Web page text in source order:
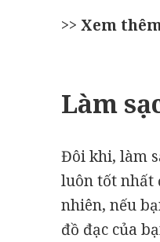
>>Xem
Làm
Đôi khi, làm
luôn tốt nhất
nhiên, nếu
đồ đạc của